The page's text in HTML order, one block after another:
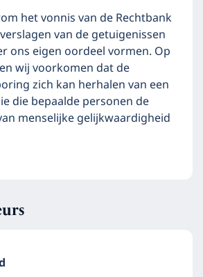
het vonnis van de Rechtbank
van de getuigenissen
ons eigen oordeel vormen. Op
wij voorkomen dat de
zich kan herhalen van een
die bepaalde personen de
menselijke gelijkwaardigheid